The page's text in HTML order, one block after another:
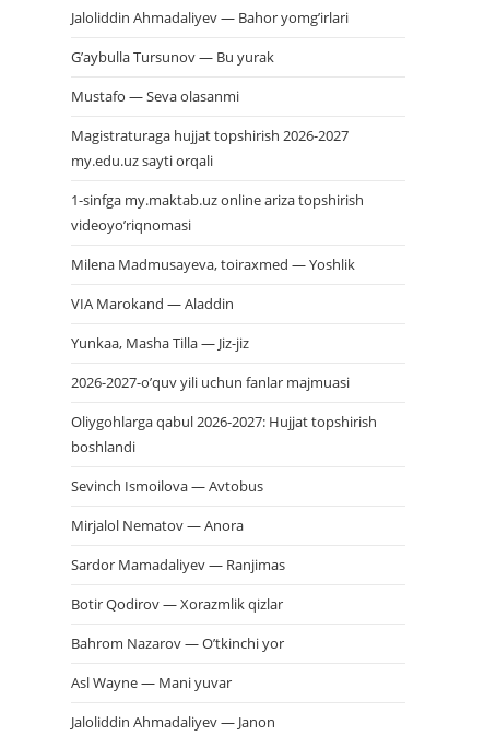
Jaloliddin Ahmadaliyev — Bahor yomg’irlari
G’aybulla Tursunov — Bu yurak
Mustafo — Seva olasanmi
Magistraturaga hujjat topshirish 2026-2027
my.edu.uz sayti orqali
1-sinfga my.maktab.uz online ariza topshirish
videoyo’riqnomasi
Milena Madmusayeva, toiraxmed — Yoshlik
VIA Marokand — Aladdin
Yunkaa, Masha Tilla — Jiz-jiz
2026-2027-o’quv yili uchun fanlar majmuasi
Oliygohlarga qabul 2026-2027: Hujjat topshirish
boshlandi
Sevinch Ismoilova — Avtobus
Mirjalol Nematov — Anora
Sardor Mamadaliyev — Ranjimas
Botir Qodirov — Xorazmlik qizlar
Bahrom Nazarov — O’tkinchi yor
Asl Wayne — Mani yuvar
Jaloliddin Ahmadaliyev — Janon